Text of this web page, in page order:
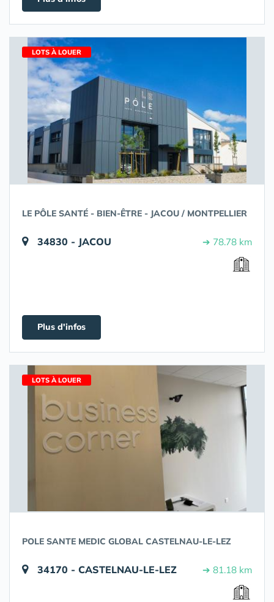
LOTS À LOUER
LE PÔLE SANTÉ - BIEN-ÊTRE - JACOU / MONTPELLIER
34830 - JACOU ➔ 78.78 km
Plus d'infos
LOTS À LOUER
POLE SANTE MEDIC GLOBAL CASTELNAU-LE-LEZ
34170 - CASTELNAU-LE-LEZ ➔ 81.18 km